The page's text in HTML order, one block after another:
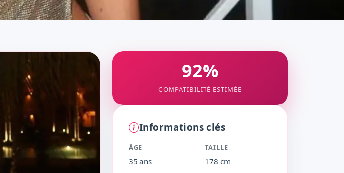
92%
COMPATIBILITÉ ESTIMÉE
Informations clés
ÂGE
35 ans
TAILLE
178 cm